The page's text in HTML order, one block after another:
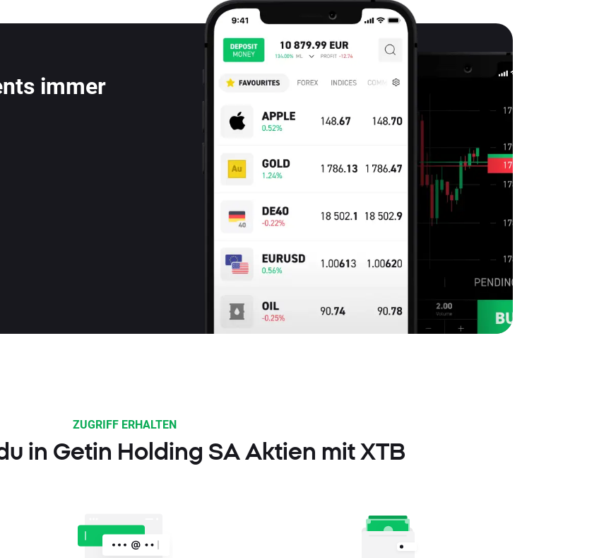
immer
ZUGRIFF ERHALTEN
in Getin Holding SA Aktien mit XTB